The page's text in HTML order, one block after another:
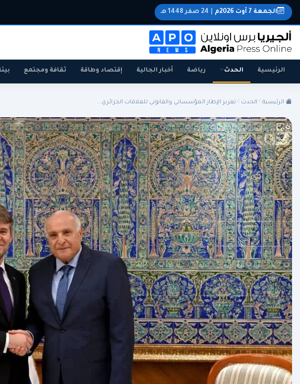
الجزائر الجالية المنتخب الوطني سياسة اقتصاد رياضة
الجمعة 7 أوت 2026م 24 صفر 1448 هـ
الرئيسية الحدث رياضة أخبار الجالية إقتصاد وطاقة ثقافة ومجتمع
الرئيسية الحدث تعزيز الإطار المؤسساتي والقانوني للعلاقات الجزائري...